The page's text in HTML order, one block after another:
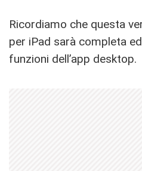
Ricordiamo che questa
per iPad sarà completa
funzioni dell’app desktop.